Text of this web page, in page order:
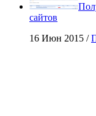
сайтов
16 Июн 2015 /